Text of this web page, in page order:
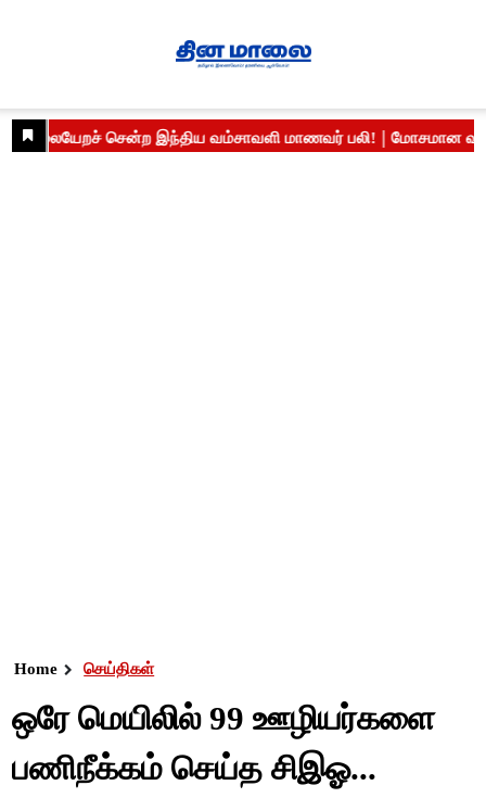
Home செய்திகள்
ஒரே மெயிலில் 99 ஊழியர்களை
பணிநீக்கம் செய்த சிஇஓ...